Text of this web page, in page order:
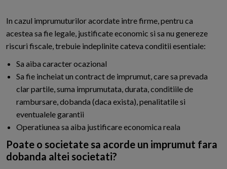
In cazul imprumuturilor acordate intre firme, pentru ca
acestea sa fie legale, justificate economic si sa nu genereze
riscuri fiscale, trebuie indeplinite cateva conditii esentiale:
Sa aiba caracter ocazional
Sa fie incheiat un contract de imprumut, care sa prevada
clar partile, suma imprumutata, durata, conditiile de
rambursare, dobanda (daca exista), penalitatile si
eventualele garantii
Operatiunea sa aiba justificare economica reala
Poate o societate sa acorde un imprumut fara
dobanda altei societati?